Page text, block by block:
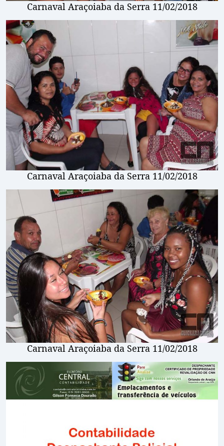
Carnaval Araçoiaba da Serra 11/02/2018
Carnaval Araçoiaba da Serra 11/02/2018
Carnaval Araçoiaba da Serra 11/02/2018